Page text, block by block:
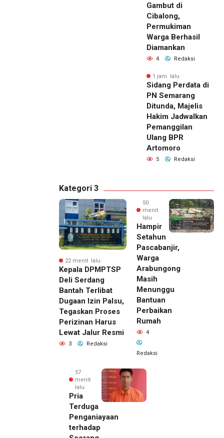
Gambut di
Cibalong,
Permukiman
Warga Berhasil
Diamankan
4 Redaksi
1 jam lalu
Sidang Perdata di
PN Semarang
Ditunda, Majelis
Hakim Jadwalkan
Pemanggilan
Ulang BPR
Artomoro
5 Redaksi
Kategori 3
22 menit lalu
Kepala DPMPTSP
Deli Serdang
Bantah Terlibat
Dugaan Izin Palsu,
Tegaskan Proses
Perizinan Harus
Lewat Jalur Resmi
3 Redaksi
50
menit
lalu
Hampir
Setahun
Pascabanjir,
Warga
Arabungong
Masih
Menunggu
Bantuan
Perbaikan
Rumah
4
Redaksi
57
menit
lalu
Pria
Terduga
Penganiayaan
terhadap